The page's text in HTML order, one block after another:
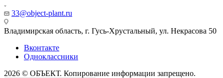
33@object-plant.ru
Владимирская область, г. Гусь-Хрустальный, ул. Некрасова 50
Вконтакте
Одноклассники
2026 © ОБЪЕКТ. Копирование информации запрещено.